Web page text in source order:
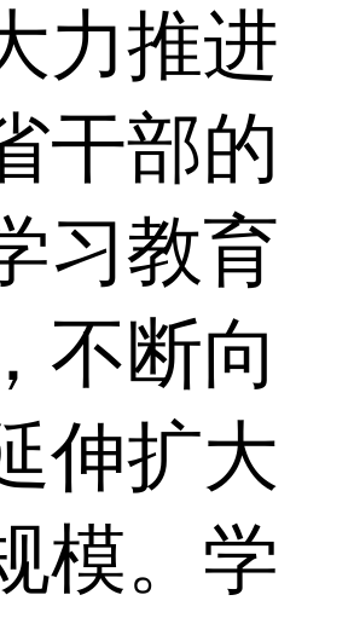
力推进
干部的
习教育
不断向
伸扩大
模。学